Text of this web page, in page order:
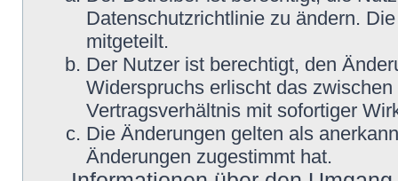
Datenschutzrichtlinie zu ändern.
mitgeteilt.
Der Nutzer ist berechtigt, den
Widerspruchs erlischt das
Vertragsverhältnis mit sofortiger
Die Änderungen gelten als
Änderungen zugestimmt hat.